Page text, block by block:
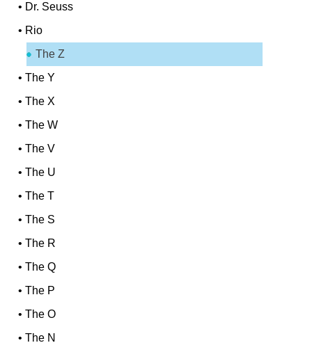
• Dr. Seuss
• Rio
The Z
•The Y
•The X
•The W
•The V
•The U
•The T
•The S
•The R
•The Q
•The P
•The O
•The N